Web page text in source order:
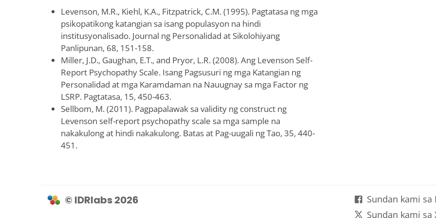
Levenson, M.R., Kiehl, K.A., Fitzpatrick, C.M. (1995). Pagtatasa ng mga
psikopatikong katangian sa isang populasyon na hindi
institusyonalisado. Journal ng Personalidad at Sikolohiyang
Panlipunan, 68, 151-158.
Miller, J.D., Gaughan, E.T., and Pryor, L.R. (2008). Ang Levenson Self-
Report Psychopathy Scale. Isang Pagsusuri ng mga Katangian ng
Personalidad at mga Karamdaman na Nauugnay sa mga Factor ng
LSRP. Pagtatasa, 15, 450-463.
Sellbom, M. (2011). Pagpapalawak sa validity ng construct ng
Levenson self-report psychopathy scale sa mga sample na
nakakulong at hindi nakakulong. Batas at Pag-uugali ng Tao, 35, 440-
451.
© IDRlabs 2026
Sundan kami sa
Sundan kami sa